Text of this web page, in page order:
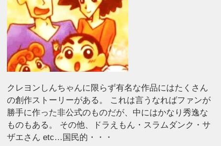
クレヨンしんちゃんに限らず有名な作品にはたくさん
の創作ストーリーがある。 これは言うなればファンが
勝手に作った非公式のものだが、中にはかなり秀逸な
ものもある。 その他、ドラえもん・スラムダンク・サ
ザエさん etc…国民的・・・